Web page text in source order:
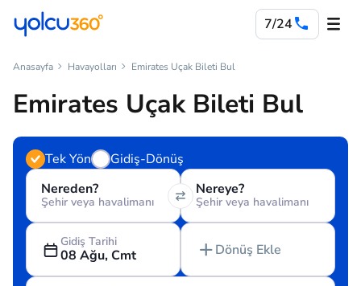
7/24
Anasayfa Havayolları Emirates Uçak Bileti Bul
Emirates Uçak Bileti Bul
Tek Yön
Gidiş-Dönüş
Nereden?
Şehir veya havalimanı
Nereye?
Şehir veya havalimanı
Gidiş Tarihi
08 Ağu, Cmt Dönüş Ekle